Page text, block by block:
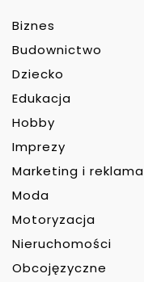
Biznes
Budownictwo
Dziecko
Edukacja
Hobby
Imprezy
Marketing i reklama
Moda
Motoryzacja
Nieruchomości
Obcojęzyczne